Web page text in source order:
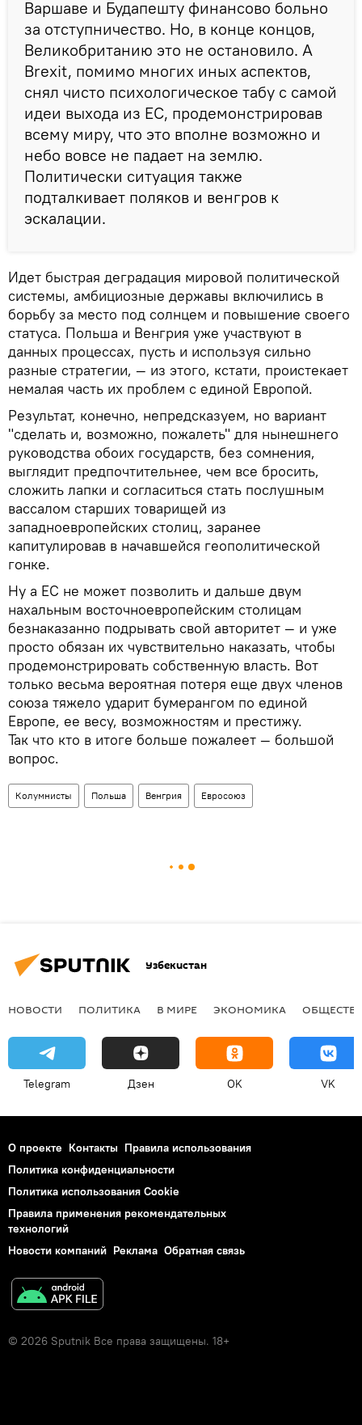
Варшаве и Будапешту финансово больно
за отступничество. Но, в конце концов,
Великобританию это не остановило. А
Brexit, помимо многих иных аспектов,
снял чисто психологическое табу с самой
идеи выхода из ЕС, продемонстрировав
всему миру, что это вполне возможно и
небо вовсе не падает на землю.
Политически ситуация также
подталкивает поляков и венгров к
эскалации.
Идет быстрая деградация мировой политической
системы, амбициозные державы включились в
борьбу за место под солнцем и повышение своего
статуса. Польша и Венгрия уже участвуют в
данных процессах, пусть и используя сильно
разные стратегии, — из этого, кстати, проистекает
немалая часть их проблем с единой Европой.
Результат, конечно, непредсказуем, но вариант
"сделать и, возможно, пожалеть" для нынешнего
руководства обоих государств, без сомнения,
выглядит предпочтительнее, чем все бросить,
сложить лапки и согласиться стать послушным
вассалом старших товарищей из
западноевропейских столиц, заранее
капитулировав в начавшейся геополитической
гонке.
Ну а ЕС не может позволить и дальше двум
нахальным восточноевропейским столицам
безнаказанно подрывать свой авторитет — и уже
просто обязан их чувствительно наказать, чтобы
продемонстрировать собственную власть. Вот
только весьма вероятная потеря еще двух членов
союза тяжело ударит бумерангом по единой
Европе, ее весу, возможностям и престижу.
Так что кто в итоге больше пожалеет — большой
вопрос.
Колумнисты Польша Венгрия Евросоюз
Узбекистан
НОВОСТИ ПОЛИТИКА В МИРЕ ЭКОНОМИКА
Telegram Дзен OK VK
О проекте Контакты Правила использования
Политика конфиденциальности
Политика использования Cookie
Правила применения рекомендательных
технологий
Новости компаний Реклама Обратная связь
© 2026 Sputnik Все права защищены. 18+